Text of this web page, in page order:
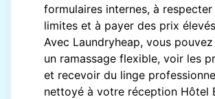
formulaires internes, à respecter
limites et à payer des prix
Avec Laundryheap, vous
un ramassage flexible, voir les
et recevoir du linge
nettoyé à votre réception Hôtel